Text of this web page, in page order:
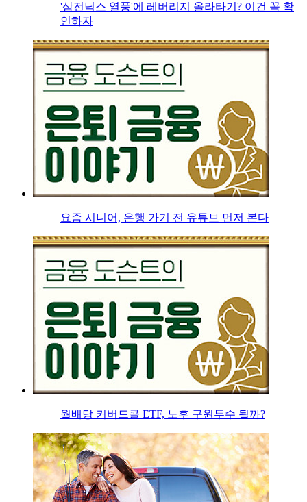
'삼전닉스 열풍'에 레버리지 올라타기? 이건 꼭 확
인하자
요즘 시니어, 은행 가기 전 유튜브 먼저 본다
월배당 커버드콜 ETF, 노후 구원투수 될까?